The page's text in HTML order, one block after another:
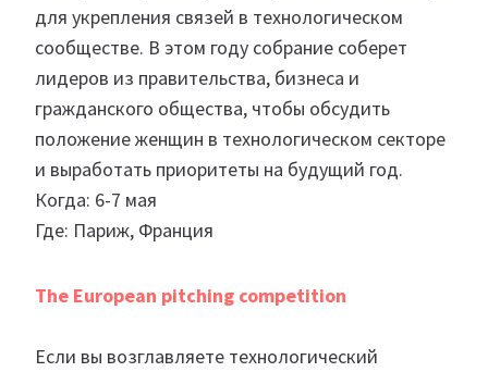
для укрепления связей в технологическом
сообществе. В этом году собрание соберет
лидеров из правительства, бизнеса и
гражданского общества, чтобы обсудить
положение женщин в технологическом секторе
и выработать приоритеты на будущий год.
Когда: 6-7 мая
Где: Париж, Франция
The European pitching competition
Если вы возглавляете технологический